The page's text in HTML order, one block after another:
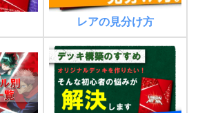
レアの見分け方